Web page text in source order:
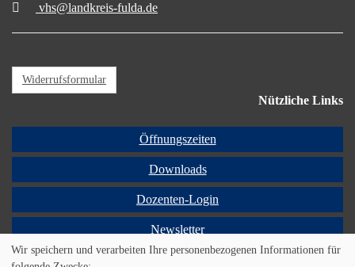
vhs@landkreis-fulda.de
Widerrufsformular
Nützliche Links
Öffnungszeiten
Downloads
Dozenten-Login
Newsletter
Programmheft
Wir speichern und verarbeiten Ihre personenbezogenen Informationen für